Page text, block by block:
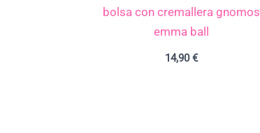
bolsa con cremallera gnomos
emma ball
14,90€